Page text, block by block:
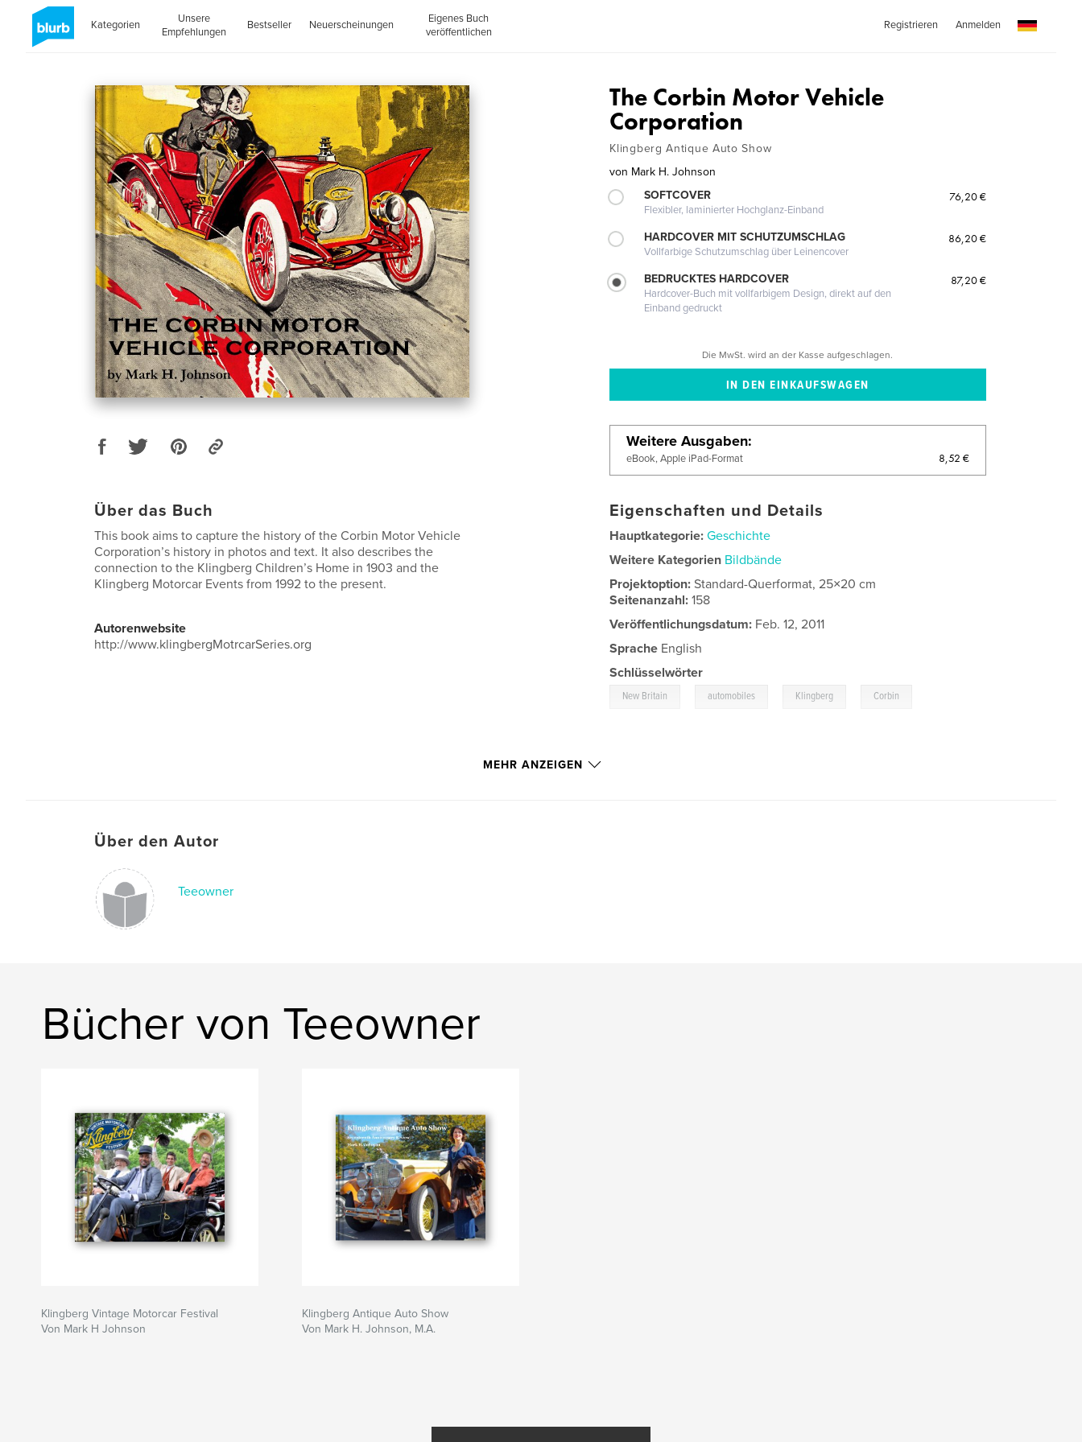
Kategorien
Unsere
Empfehlungen
Bestseller Neuerscheinungen
Eigenes Buch
veröffentlichen
Registrieren Anmelden
The Corbin Motor Vehicle
Corporation
Klingberg Antique Auto Show
von Mark H. Johnson
SOFTCOVER
Flexibler, laminierter Hochglanz-Einband
76,20 €
HARDCOVER MIT SCHUTZUMSCHLAG
Vollfarbige Schutzumschlag über Leinencover
86,20 €
BEDRUCKTES HARDCOVER
Hardcover-Buch mit vollfarbigem Design, direkt auf den
Einband gedruckt
87,20 €
Die MwSt. wird an der Kasse aufgeschlagen.
Weitere Ausgaben
eBook, Apple iPad-Format 8,52 €
Über das Buch
This book aims to capture the history of the Corbin Motor Vehicle
Corporation’s history in photos and text. It also describes the
connection to the Klingberg Children’s Home in 1903 and the
Klingberg Motorcar Events from 1992 to the present.
Autorenwebsite
http://www.klingbergMotrcarSeries.org
Eigenschaften und Details
Hauptkategorie: Geschichte
Weitere Kategorien Bildbände
Projektoption:Standard-Querformat, 25×20 cm
Seitenanzahl:158
Veröffentlichungsdatum: Feb. 12, 2011
Sprache English
Schlüsselwörter
New Britain automobiles Klingberg Corbin
MEHR ANZEIGEN
Über den Autor
Teeowner
Bücher von Teeowner
Klingberg Vintage Motorcar Festival
Von Mark H Johnson
Klingberg Antique Auto Show
Von Mark H. Johnson, M.A.